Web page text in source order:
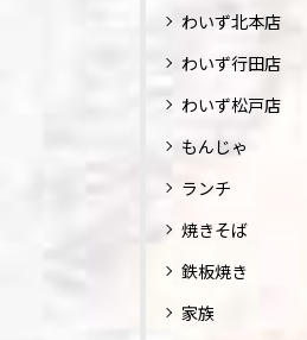
わいず北本店
わいず行田店
わいず松戸店
もんじゃ
ランチ
焼きそば
鉄板焼き
家族